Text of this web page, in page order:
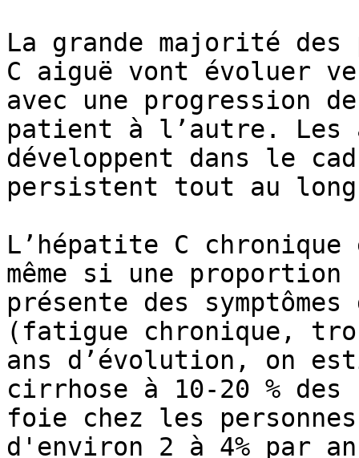
La grande majorité
C aiguë vont évoluer
avec une progression
patient à l’autre. Les
développent dans le
persistent tout au
L’hépatite C chronique
même si une
présente des
(fatigue chronique,
ans d’évolution, on
cirrhose à 10-20 %
foie chez les
d'environ 2 à 4% par